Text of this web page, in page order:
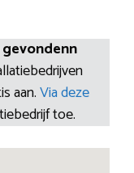
aan.Via deze
toe.